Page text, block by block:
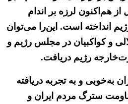
هم‌اکنون لرزه بر اندام
انداخته است. این‌را می‌توان
و کواکبیان در مجلس رژیم و
رژیم دریافت.
به‌خوبی و به تجربه دریافته
سترگ مردم ایران و